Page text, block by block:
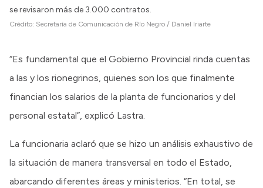
se revisaron más de 3.000 contratos.
Crédito: Secretaría de Comunicación de Río Negro / Daniel Iriarte
“Es fundamental que el Gobierno Provincial rinda cuentas
a las y los rionegrinos, quienes son los que finalmente
financian los salarios de la planta de funcionarios y del
personal estatal”, explicó Lastra.
La funcionaria aclaró que se hizo un análisis exhaustivo de
la situación de manera transversal en todo el Estado,
abarcando diferentes áreas y ministerios. “En total, se